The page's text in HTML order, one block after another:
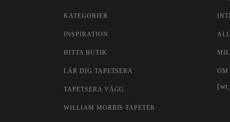
KATEGORIER
INSPIRATION
HITTA BUTIK
LÄR DIG TAPETSERA
TAPETSERA VÄGG
WILLIAM MORRIS TAPETER
OM